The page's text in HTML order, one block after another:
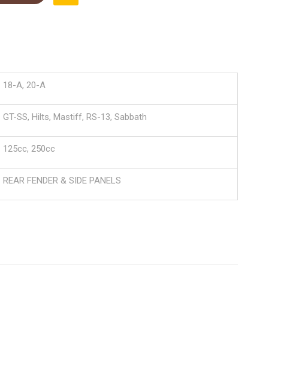
18-A, 20-A
GT-SS, Hilts, Mastiff, RS-13, Sabbath
125cc, 250cc
REAR FENDER & SIDE PANELS